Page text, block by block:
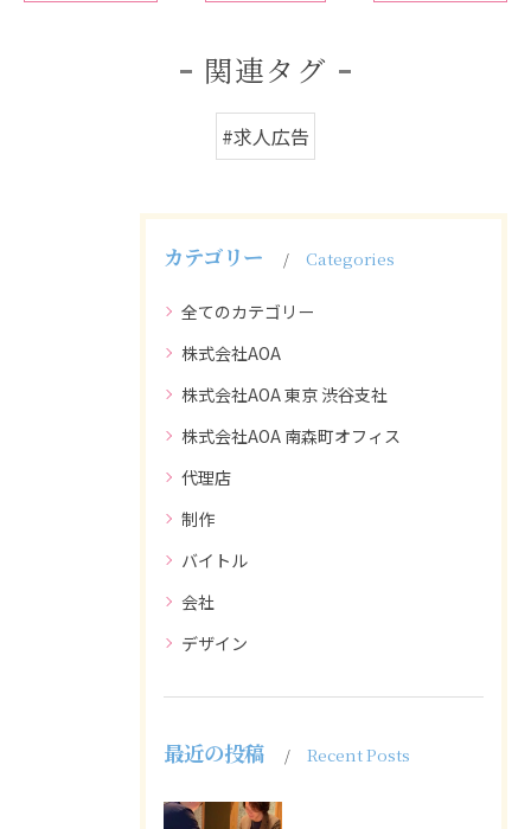
関連タグ
#求人広告
カテゴリー Categories
全てのカテゴリー
株式会社AOA
株式会社AOA 東京 渋谷支社
株式会社AOA 南森町オフィス
代理店
制作
バイトル
会社
デザイン
最近の投稿 Recent Posts